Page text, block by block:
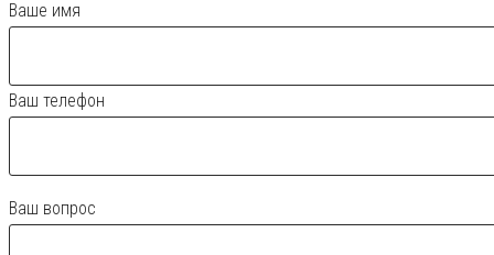
Ваше имя
Ваш телефон
Ваш вопрос